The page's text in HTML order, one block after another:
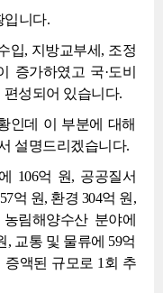
입니다.
입, 지방교부세, 조정
증가하였고 국·도비
편성되어 있습니다.
인데 이 부분에 대해
설명드리겠습니다.
106억 원, 공공질서
억 원, 환경 304억 원,
림해양수산 분야에
, 교통 및 물류에 59억
증액된 규모로 1회 추